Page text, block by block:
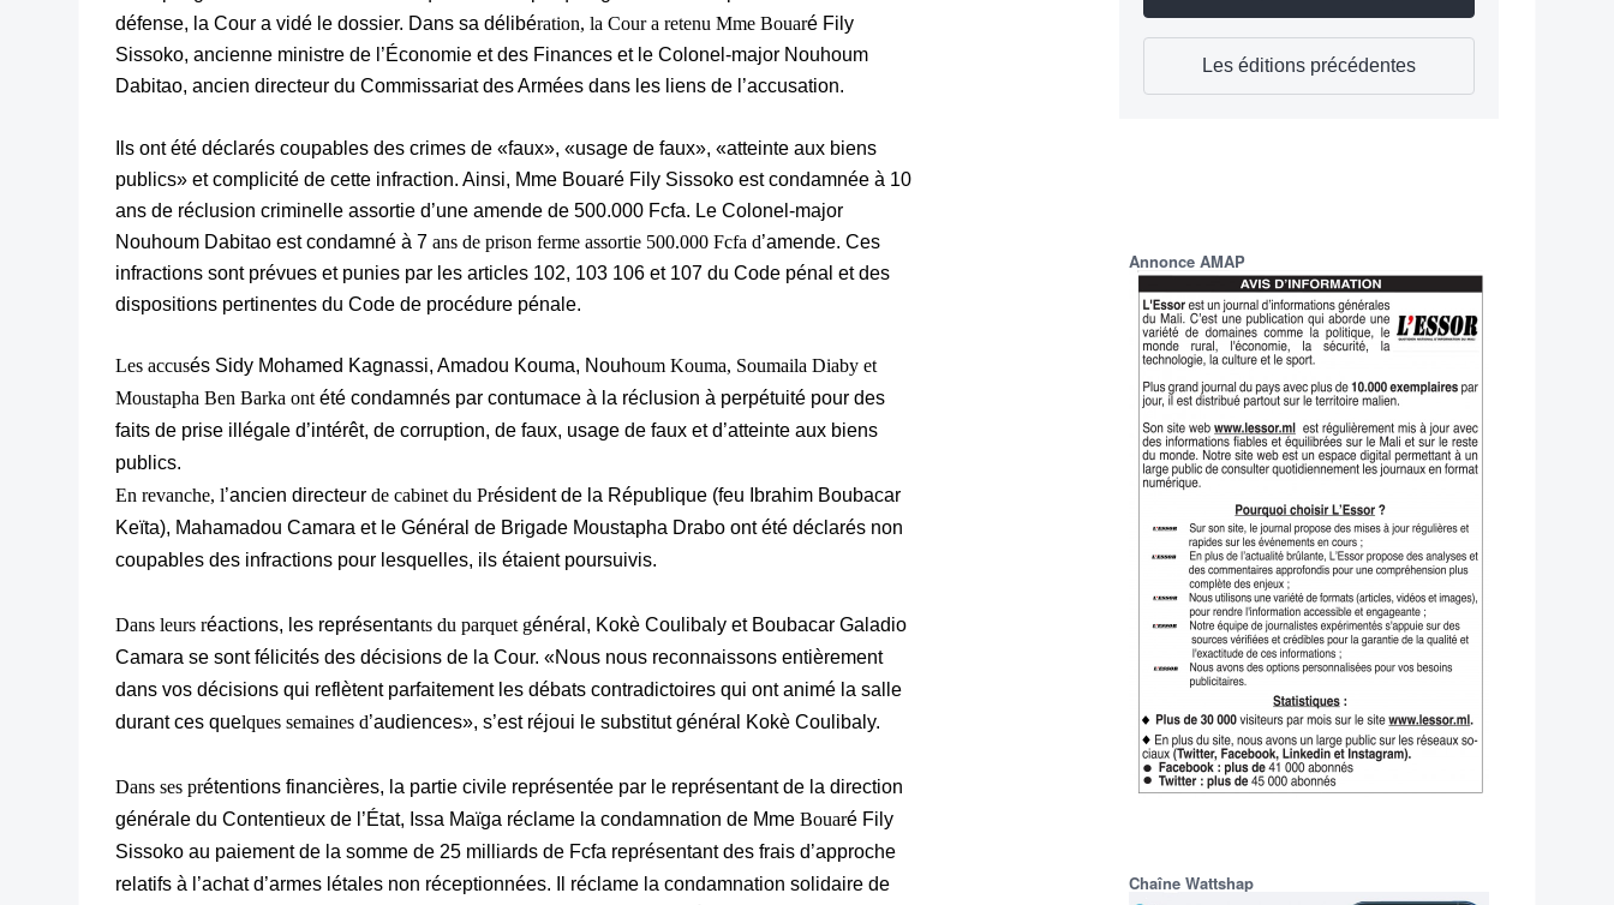
défense, la Cour a vidé le dossier. Dans sa délibération, la Cour a retenu Mme Bouaré Fily
Sissoko, ancienne ministre de l’Économie et des Finances et le Colonel-major Nouhoum
Dabitao, ancien directeur du Commissariat des Armées dans les liens de l’accusation.
Ils ont été déclarés coupables des crimes de «faux», «usage de faux», «atteinte aux biens
publics» et complicité de cette infraction. Ainsi, Mme Bouaré Fily Sissoko est condamnée à 10
ans de réclusion criminelle assortie d’une amende de 500.000 Fcfa. Le Colonel-major
Nouhoum Dabitao est condamné à 7 ans de prison ferme assortie 500.000 Fcfa d’amende. Ces
infractions sont prévues et punies par les articles 102, 103 106 et 107 du Code pénal et des
dispositions pertinentes du Code de procédure pénale.
Les accusés Sidy Mohamed Kagnassi, Amadou Kouma, Nouhoum Kouma, Soumaila Diaby et
Moustapha Ben Barka ont été condamnés par contumace à la réclusion à perpétuité pour des
faits de prise illégale d’intérêt, de corruption, de faux, usage de faux et d’atteinte aux biens
publics.
En revanche, l’ancien directeur de cabinet du Président de la République (feu Ibrahim Boubacar
Keïta), Mahamadou Camara et le Général de Brigade Moustapha Drabo ont été déclarés non
coupables des infractions pour lesquelles, ils étaient poursuivis.
Dans leurs réactions, les représentants du parquet général, Kokè Coulibaly et Boubacar Galadio
Camara se sont félicités des décisions de la Cour. «Nous nous reconnaissons entièrement
dans vos décisions qui reflètent parfaitement les débats contradictoires qui ont animé la salle
durant ces quelques semaines d’audiences», s’est réjoui le substitut général Kokè Coulibaly.
Dans ses prétentions financières, la partie civile représentée par le représentant de la direction
générale du Contentieux de l’État, Issa Maïga réclame la condamnation de Mme Bouaré Fily
Sissoko au paiement de la somme de 25 milliards de Fcfa représentant des frais d’approche
relatifs à l’achat d’armes létales non réceptionnées. Il réclame la condamnation solidaire de
Les éditions précédentes
Annonce AMAP
Chaîne Wattshap